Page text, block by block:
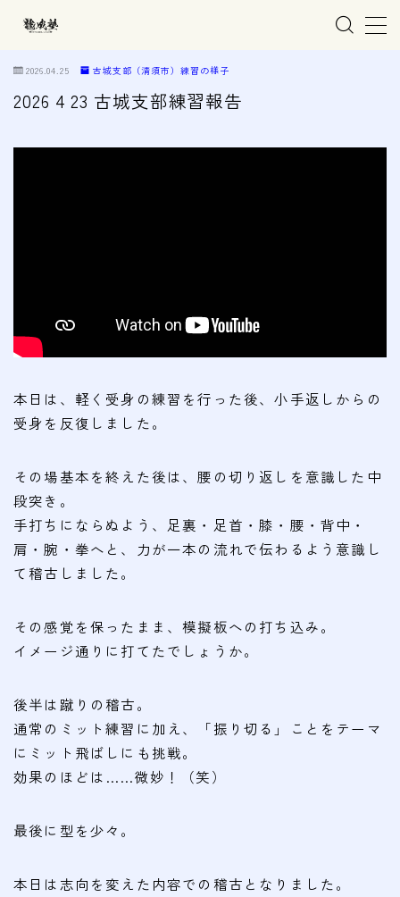
MENU
清須市の道場
高蔵寺の道場
会費
入会申込
道場について
指導部紹介
安全への取り組み
2026.04.25 古城支部（清須市）練習の様子
2026 4 23 古城支部練習報告
本日は、軽く受身の練習を行った後、小手返しからの
受身を反復しました。
その場基本を終えた後は、腰の切り返しを意識した中
段突き。
手打ちにならぬよう、足裏・足首・膝・腰・背中・
肩・腕・拳へと、力が一本の流れで伝わるよう意識し
て稽古しました。
その感覚を保ったまま、模擬板への打ち込み。
イメージ通りに打てたでしょうか。
後半は蹴りの稽古。
通常のミット練習に加え、「振り切る」ことをテーマ
にミット飛ばしにも挑戦。
効果のほどは……微妙！（笑）
最後に型を少々。
本日は志向を変えた内容での稽古となりました。